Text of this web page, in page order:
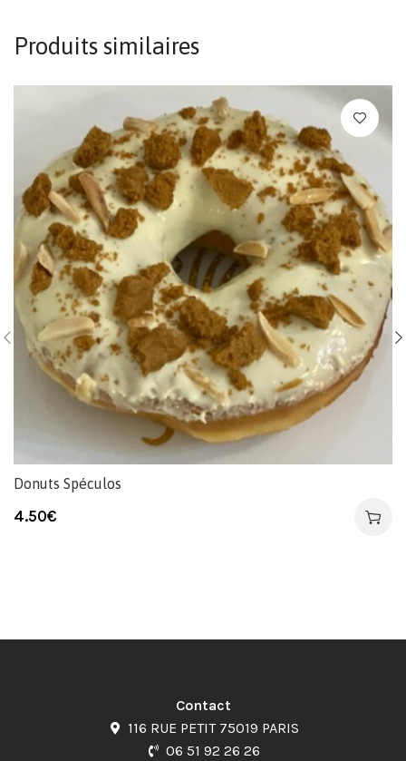
Produits similaires
Donuts Spéculos
4.50€
Contact
116 RUE PETIT 75019 PARIS
06 51 92 26 26